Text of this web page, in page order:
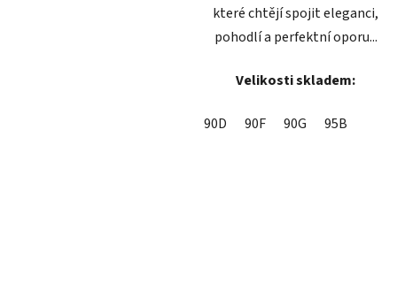
které chtějí spojit eleganci,
pohodlí a perfektní oporu...
Velikosti skladem:
90D 90F 90G 95B